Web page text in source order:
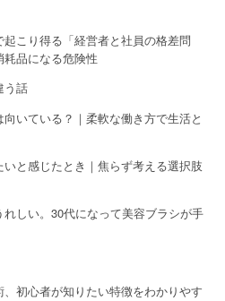
こり得る「経営者と社員の格差問
品になる危険性
う話
いている？｜柔軟な働き方で生活と
と感じたとき｜焦らず考える選択肢
しい。30代になって美容ブラシが手
初心者が知りたい特徴をわかりやす